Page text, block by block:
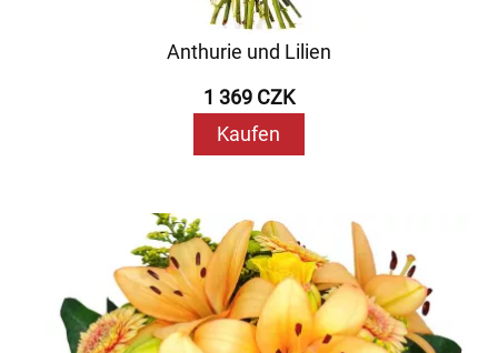
Anthurie und Lilien
1 369 CZK
Kaufen